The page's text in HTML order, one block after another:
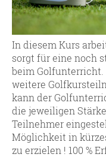
In diesem Kurs
sorgt für eine noch
beim Golfunterricht.
weitere
kann der
die jeweiligen
Teilnehmer
Möglichkeit in
zu erzielen ! 100 %